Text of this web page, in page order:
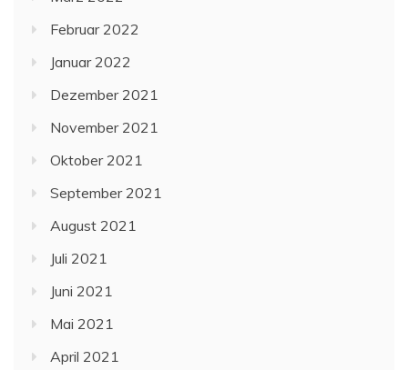
Februar 2022
Januar 2022
Dezember 2021
November 2021
Oktober 2021
September 2021
August 2021
Juli 2021
Juni 2021
Mai 2021
April 2021